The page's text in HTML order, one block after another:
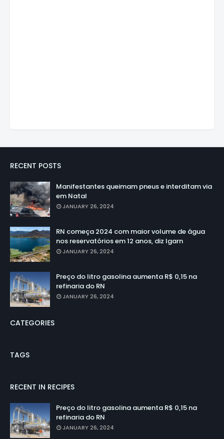
RECENT POSTS
Manifestantes queimam pneus e interditam via
em Natal
JANUARY 26, 2024
RN começa 2024 com maior volume de água
nos reservatórios em 12 anos, diz Igarn
JANUARY 26, 2024
Preço do litro gasolina aumenta R$ 0,15 na
refinaria do RN
JANUARY 26, 2024
CATEGORIES
TAGS
RECENT IN RECIPES
Preço do litro gasolina aumenta R$ 0,15 na
refinaria do RN
JANUARY 26, 2024